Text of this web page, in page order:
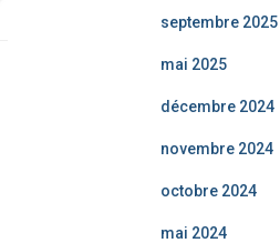
septembre 2025
mai 2025
décembre 2024
novembre 2024
octobre 2024
mai 2024